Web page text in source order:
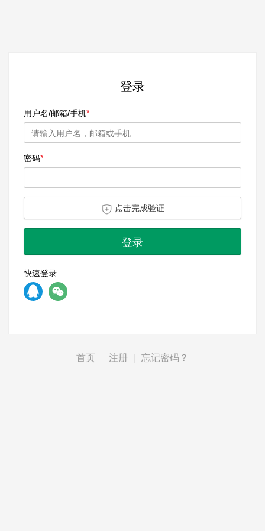
登录
用户名/邮箱/手机
密码
点击完成验证
登录
快速登录
首页 注册 忘记密码？